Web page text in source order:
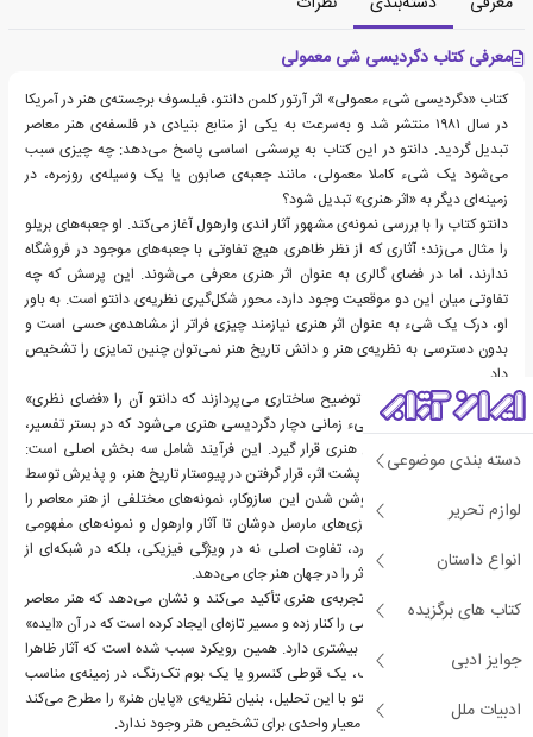
دسته بندی موضوعی
لوازم تحریر
انواع داستان
کتاب های برگزیده
جوایز ادبی
ادبیات ملل
معرفی کتاب دگردیسی شی معمولی
کتاب «دگردیسی شیء معمولی» اثر آرتور کلمن دانتو، فیلسوف برجسته‌ی هنر در آمریکا
در سال ۱۹۸۱ منتشر شد و به‌سرعت به یکی از منابع بنیادی در فلسفه‌ی هنر معاصر
تبدیل گردید. دانتو در این کتاب به پرسشی اساسی پاسخ می‌دهد: چه چیزی سبب
می‌شود یک شیء کاملا معمولی، مانند جعبه‌ی صابون یا یک وسیله‌ی روزمره، در
زمینه‌ای دیگر به «اثر هنری» تبدیل شود؟
دانتو کتاب را با بررسی نمونه‌ی مشهور آثار اندی وارهول آغاز می‌کند. او جعبه‌های بریلو
را مثال می‌زند؛ آثاری که از نظر ظاهری هیچ تفاوتی با جعبه‌های موجود در فروشگاه
ندارند، اما در فضای گالری به عنوان اثر هنری معرفی می‌شوند. این پرسش که چه
تفاوتی میان این دو موقعیت وجود دارد، محور شکل‌گیری نظریه‌ی دانتو است. به باور
او، درک یک شیء به عنوان اثر هنری نیازمند چیزی فراتر از مشاهده‌ی حسی است و
بدون دسترسی به نظریه‌ی هنر و دانش تاریخ هنر نمی‌توان چنین تمایزی را تشخیص
داد.
فصل‌های میانی کتاب به توضیح ساختاری می‌پردازند که دانتو آن را «فضای نظری»
می‌نامد. از دید او یک شیء زمانی دچار دگردیسی هنری می‌شود که در بستر تفسیر،
زمینه‌ی تاریخی و گفتمان هنری قرار گیرد. این فرآیند شامل سه بخش اصلی است:
وجود یک نظریه یا ایده‌ی پشت اثر، قرار گرفتن در پیوستار تاریخ هنر، و پذیرش توسط
جامعه‌ی هنری. او برای روشن شدن این سازوکار، نمونه‌های مختلفی از هنر معاصر را
تحلیل می‌کند؛ از آماده‌سازی‌های مارسل دوشان تا آثار وارهول و نمونه‌های مفهومی
متأخر. در همه‌ی این موارد، تفاوت اصلی نه در ویژگی فیزیکی، بلکه در شبکه‌ای از
معانی و تفسیرهاست که اثر را در جهان هنر جای می‌دهد.
دانتو به نقش تفسیر در تجربه‌ی هنری تأکید می‌کند و نشان می‌دهد که هنر معاصر
مرزهای سنتی زیبایی‌شناسی را کنار زده و مسیر تازه‌ای ایجاد کرده است که در آن «ایده»
نسبت به «ظاهر» اهمیت بیشتری دارد. همین رویکرد سبب شده است که آثار ظاهرا
ساده، مانند یک تختخواب، یک قوطی کنسرو یا یک بوم تک‌رنگ، در زمینه‌ی مناسب
ارزش هنری پیدا کنند. دانتو با این تحلیل، بنیان نظریه‌ی «پایان هنر» را مطرح می‌کند
و توضیح می‌دهد که دیگر معیار واحدی برای تشخیص هنر وجود ندارد.